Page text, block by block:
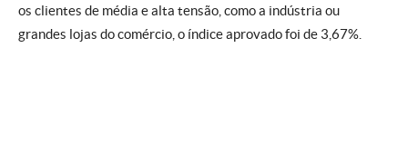
os clientes de média e alta tensão, como a indústria ou
grandes lojas do comércio, o índice aprovado foi de 3,67%.